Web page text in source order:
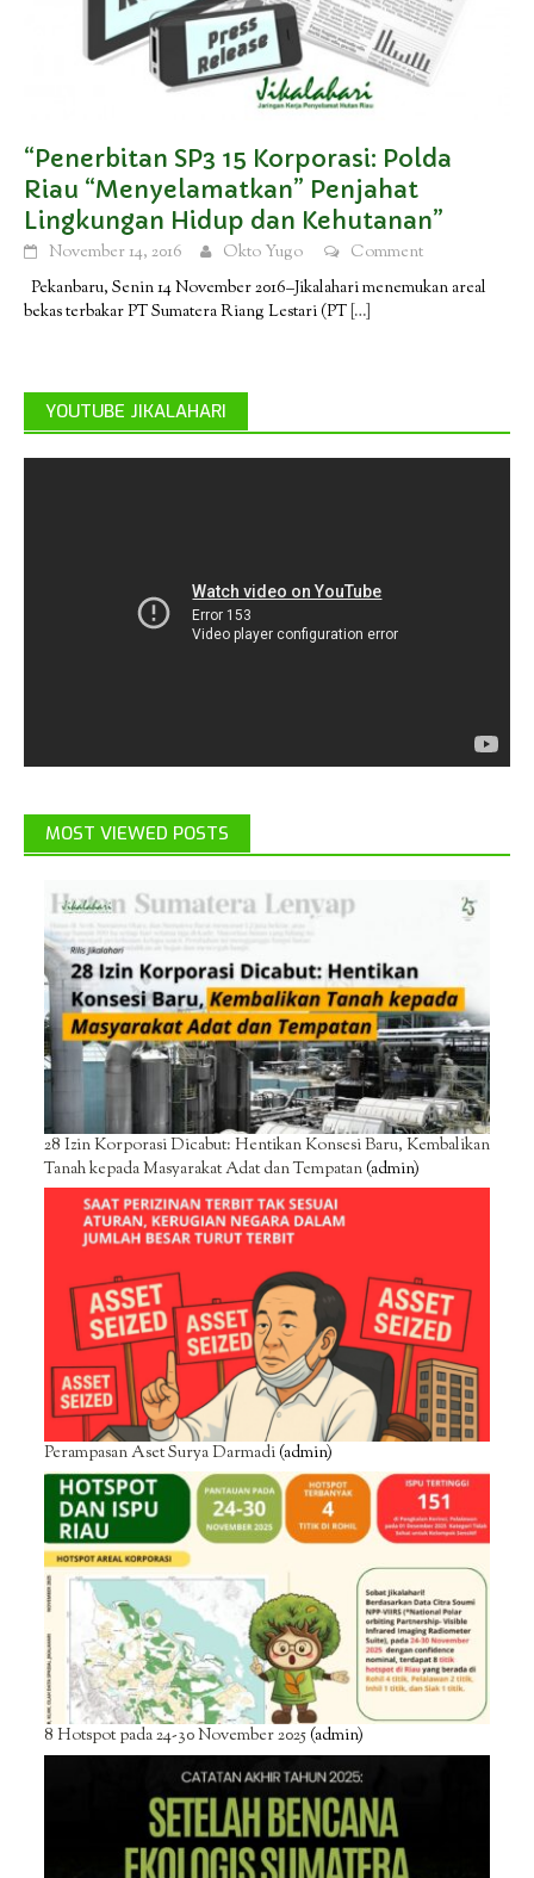
“Penerbitan SP3 15 Korporasi: Polda
Riau “Menyelamatkan” Penjahat
Lingkungan Hidup dan Kehutanan”
November 14, 2016 Okto Yugo
Comment
Pekanbaru, Senin 14 November 2016–Jikalahari menemukan areal
bekas terbakar PT Sumatera Riang Lestari (PT […]
YOUTUBE JIKALAHARI
MOST VIEWED POSTS
28 Izin Korporasi Dicabut: Hentikan Konsesi Baru, Kembalikan
Tanah kepada Masyarakat Adat dan Tempatan(admin)
Perampasan Aset Surya Darmadi(admin)
8 Hotspot pada 24-30 November 2025(admin)